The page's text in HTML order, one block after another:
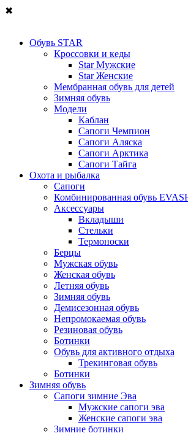
✖
Обувь STAR
Кроссовки и кеды
Star Мужские
Star Женские
Мембранная обувь для детей
Зимняя обувь
Модели
Каблан
Сапоги Чемпион
Сапоги Аляска
Сапоги Арктика
Сапоги Тайга
Охота и рыбалка
Сапоги
Комбинированная обувь
Аксессуары
Вкладыши
Стельки
Термоноски
Берцы
Мужская обувь
Женская обувь
Летняя обувь
Зимняя обувь
Демисезонная обувь
Непромокаемая обувь
Резиновая обувь
Ботинки
Обувь для активного отдыха
Трекинговая обувь
Ботинки
Зимняя обувь
Сапоги зимние Эва
Мужские сапоги эва
Женские сапоги эва
Зимние ботинки